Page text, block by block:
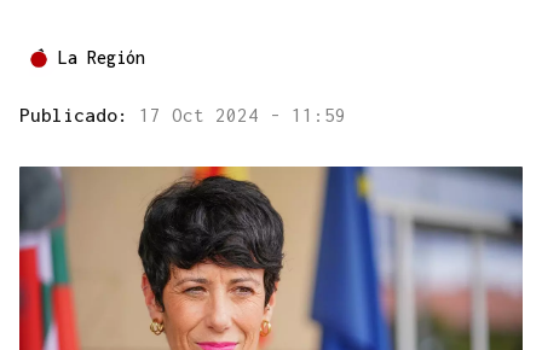
La Región
Publicado: 17 Oct 2024 - 11:59